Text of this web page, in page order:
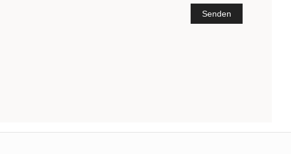
Senden